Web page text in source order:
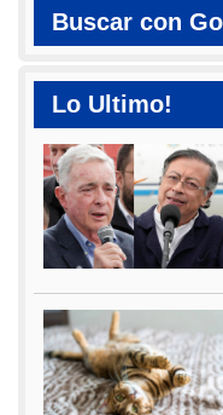
Buscar con
Lo Ultimo!